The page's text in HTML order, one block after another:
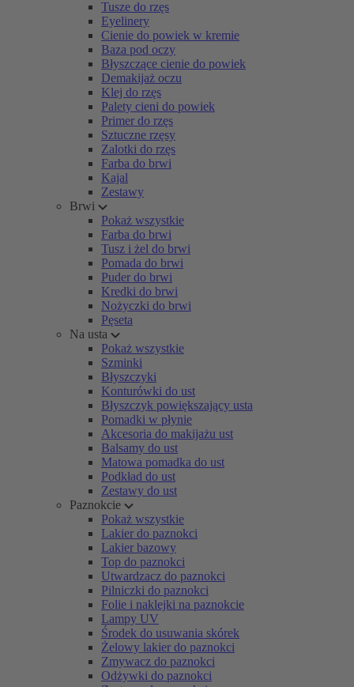
Tusze do rzęs
Eyelinery
Cienie do powiek w kremie
Baza pod oczy
Błyszczące cienie do powiek
Demakijaż oczu
Klej do rzęs
Palety cieni do powiek
Primer do rzęs
Sztuczne rzęsy
Zalotki do rzęs
Farba do brwi
Kajal
Zestawy
Brwi
Pokaż wszystkie
Farba do brwi
Tusz i żel do brwi
Pomada do brwi
Puder do brwi
Kredki do brwi
Nożyczki do brwi
Pęseta
Na usta
Pokaż wszystkie
Szminki
Błyszczyki
Konturówki do ust
Błyszczyk powiększający usta
Pomadki w płynie
Akcesoria do makijażu ust
Balsamy do ust
Matowa pomadka do ust
Podkład do ust
Zestawy do ust
Paznokcie
Pokaż wszystkie
Lakier do paznokci
Lakier bazowy
Top do paznokci
Utwardzacz do paznokci
Pilniczki do paznokci
Folie i naklejki na paznokcie
Lampy UV
Środek do usuwania skórek
Żelowy lakier do paznokci
Zmywacz do paznokci
Odżywki do paznokci